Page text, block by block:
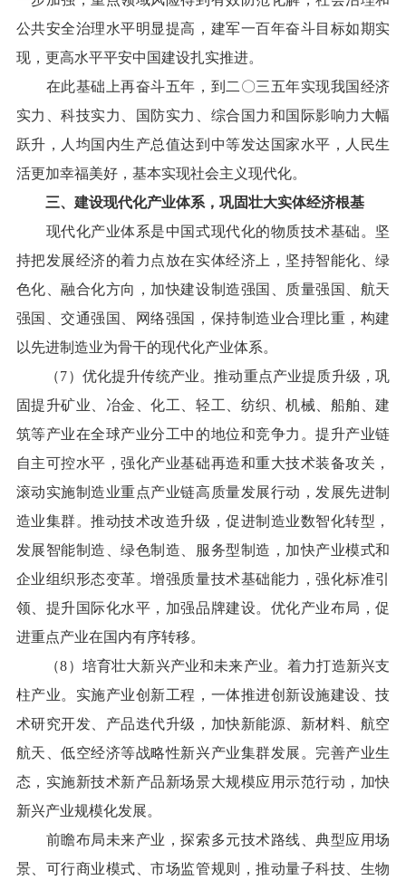
公共安全治理水平明显提高，建军一百年奋斗目标如期实
现，更高水平平安中国建设扎实推进。
在此基础上再奋斗五年，到二〇三五年实现我国经济
实力、科技实力、国防实力、综合国力和国际影响力大幅
跃升，人均国内生产总值达到中等发达国家水平，人民生
活更加幸福美好，基本实现社会主义现代化。
三、建设现代化产业体系，巩固壮大实体经济根基
现代化产业体系是中国式现代化的物质技术基础。坚
持把发展经济的着力点放在实体经济上，坚持智能化、绿
色化、融合化方向，加快建设制造强国、质量强国、航天
强国、交通强国、网络强国，保持制造业合理比重，构建
以先进制造业为骨干的现代化产业体系。
（7）优化提升传统产业。推动重点产业提质升级，巩
固提升矿业、冶金、化工、轻工、纺织、机械、船舶、建
筑等产业在全球产业分工中的地位和竞争力。提升产业链
自主可控水平，强化产业基础再造和重大技术装备攻关，
滚动实施制造业重点产业链高质量发展行动，发展先进制
造业集群。推动技术改造升级，促进制造业数智化转型，
发展智能制造、绿色制造、服务型制造，加快产业模式和
企业组织形态变革。增强质量技术基础能力，强化标准引
领、提升国际化水平，加强品牌建设。优化产业布局，促
进重点产业在国内有序转移。
（8）培育壮大新兴产业和未来产业。着力打造新兴支
柱产业。实施产业创新工程，一体推进创新设施建设、技
术研究开发、产品迭代升级，加快新能源、新材料、航空
航天、低空经济等战略性新兴产业集群发展。完善产业生
态，实施新技术新产品新场景大规模应用示范行动，加快
新兴产业规模化发展。
前瞻布局未来产业，探索多元技术路线、典型应用场
景、可行商业模式、市场监管规则，推动量子科技、生物